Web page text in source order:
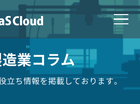
業コラム
立ち情報を掲載しております。